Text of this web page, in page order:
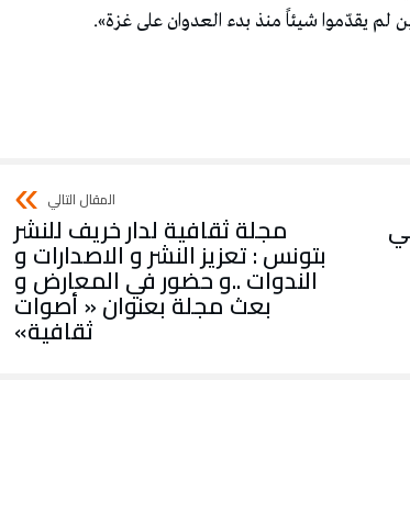
لم يقدّموا شيئاً منذ بدء العدوان على غزة».
مجلة ثقافية لدار خريف للنشر
بتونس : تعزيز النشر و الاصدارات و
الندوات ..و حضور في المعارض و
بعث مجلة بعنوان « أصوات
ثقافية»